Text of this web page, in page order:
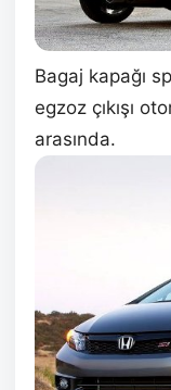
Bagaj kapağı
egzoz çıkışı
arasında.